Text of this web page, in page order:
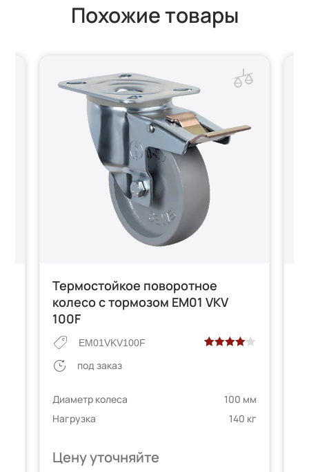
Похожие товары
Термостойкое поворотное
колесо с тормозом EM01 VKV
100F
EM01VKV100F
опроса
пользователей
под заказ
Диаметр колеса
100 мм
Нагрузка
140 кг
Цену уточняйте